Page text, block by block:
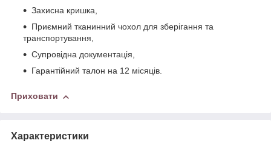
Захисна кришка,
Приємний тканинний чохол для зберігання та
транспортування,
Супровідна документація,
Гарантійний талон на 12 місяців.
Приховати
Характеристики